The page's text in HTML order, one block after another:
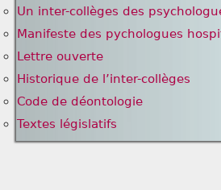
Un inter-collèges des
Manifeste des pychologues
Lettre ouverte
Historique de l’inter-collèges
Code de déontologie
Textes législatifs